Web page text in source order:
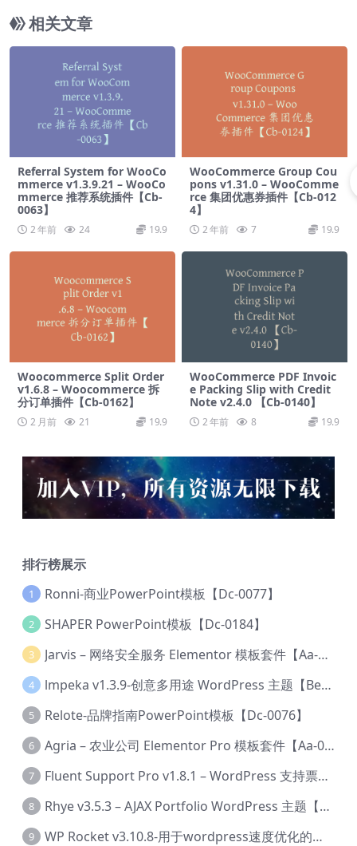
相关文章
Referral System for WooCo
mmerce v1.3.9.21 – WooCo
mmerce 推荐系统插件【Cb-
0063】
2 年前 24 19.9
WooCommerce Group Cou
pons v1.31.0 – WooComme
rce 集团优惠券插件【Cb-012
4】
2 年前 7 19.9
Woocommerce Split Order
v1.6.8 – Woocommerce 拆
分订单插件【Cb-0162】
2 月前 21 19.9
WooCommerce PDF Invoic
e Packing Slip with Credit
Note v2.4.0 【Cb-0140】
2 年前 8 19.9
排行榜展示
1 Ronni-商业PowerPoint模板【Dc-0077】
2 SHAPER PowerPoint模板【Dc-0184】
3 Jarvis – 网络安全服务 Elementor 模板套件【Aa-0035】
4 lmpeka v1.3.9-创意多用途 WordPress 主题【Be-0064】
5 Relote-品牌指南PowerPoint模板【Dc-0076】
6 Agria – 农业公司 Elementor Pro 模板套件【Aa-0003】
7 Fluent Support Pro v1.8.1 – WordPress 支持票务系统【Cc-0041】
8 Rhye v3.5.3 – AJAX Portfolio WordPress 主题【Bi-0049】
9 WP Rocket v3.10.8-用于wordpress速度优化的缓存加速插件【Cd-0019】